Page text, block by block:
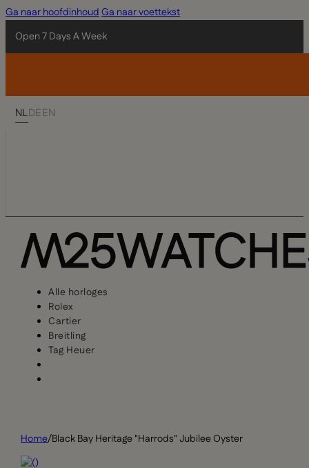
Ga naar hoofdinhoudGa naar voettekst
Open 7 Days A Week
NLDEEN
Alle horloges
Rolex
Cartier
Breitling
Tag Heuer
Home/Black Bay Heritage "Harrods" Jubilee Oyster